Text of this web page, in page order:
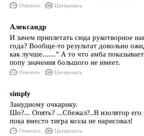
Ответить Цитировать
Александр
И зачем приплетать сюда рукотворное
года? Вообще-то результат довольно
как лучше......." А то что амба
попу значения большого не имеет.
Ответить Цитировать
simply
Занудному очкарику.
Шо?... Опять? ...Сбежал?..В изолятор его
пока вместо тигра козла не нарисовал!
Ответить Цитировать